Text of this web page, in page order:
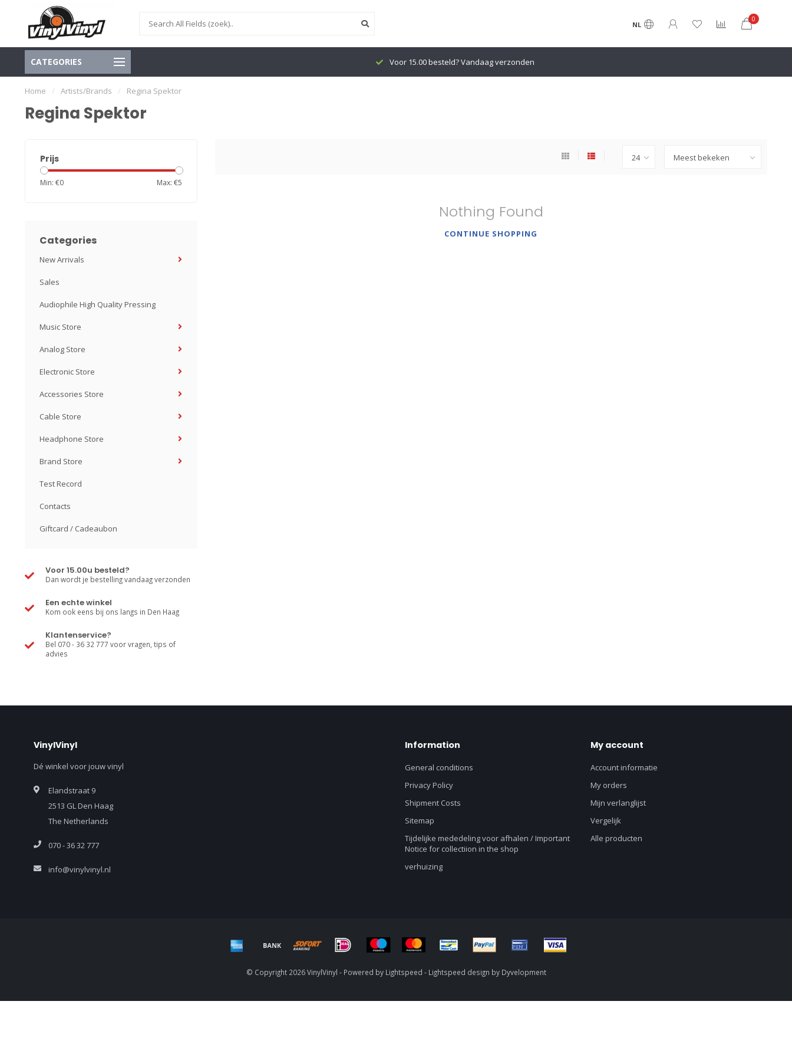
NL
0
CATEGORIES Voor 15.00 besteld? Vandaag verzonden
Home / Artists/Brands / Regina Spektor
Regina Spektor
Prijs
Min: €0 Max: €5
Categories
New Arrivals
Sales
Audiophile High Quality Pressing
Music Store
Analog Store
Electronic Store
Accessories Store
Cable Store
Headphone Store
Brand Store
Test Record
Contacts
Giftcard / Cadeaubon
Voor 15.00u besteld?
Dan wordt je bestelling vandaag verzonden
Een echte winkel
Kom ook eens bij ons langs in Den Haag
Klantenservice?
Bel 070 - 36 32 777 voor vragen, tips of
advies
Nothing Found
CONTINUE SHOPPING
VinylVinyl
Dé winkel voor jouw vinyl
Elandstraat 9
2513 GL Den Haag
The Netherlands
070 - 36 32 777
info@vinylvinyl.nl
Information
General conditions
Privacy Policy
Shipment Costs
Sitemap
Tijdelijke mededeling voor afhalen / Important
Notice for collectiion in the shop
verhuizing
My account
Account informatie
My orders
Mijn verlanglijst
Vergelijk
Alle producten
© Copyright 2026 VinylVinyl - Powered by Lightspeed - Lightspeed design by Dyvelopment